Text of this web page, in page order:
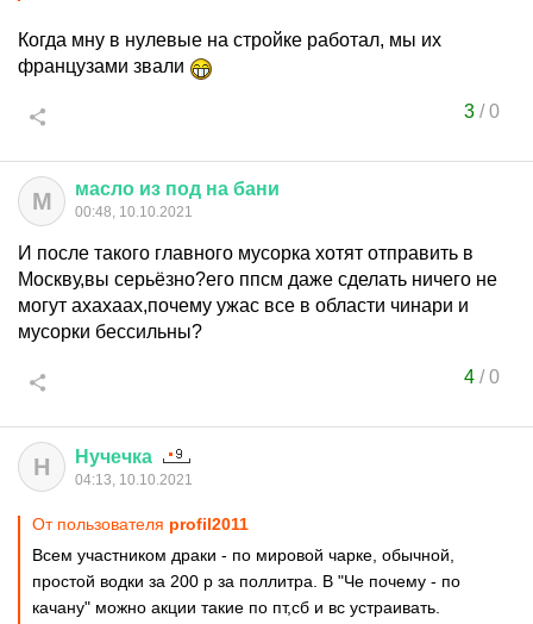
Когда мну в нулевые на стройке работал, мы их
французами звали
3/0
М масло из под на бани
00:48, 10.10.2021
И после такого главного мусорка хотят отправить в
Москву,вы серьёзно?его ппсм даже сделать ничего не
могут ахахаах,почему ужас все в области чинари и
мусорки бессильны?
4/0
Н Нучечка
04:13, 10.10.2021
От пользователя profil2011
Всем участником драки - по мировой чарке, обычной,
простой водки за 200 р за поллитра. В "Че почему - по
качану" можно акции такие по пт,сб и вс устраивать.